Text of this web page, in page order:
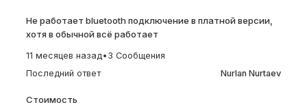
Не работает bluetooth подключение в платной версии,
хотя в обычной всё работает
11 месяцев назад • 3 Сообщения
Последний ответ
Nurlan Nurtaev
Стоимость